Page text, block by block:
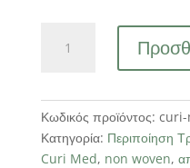
100x100mm
ποσότητα
Κωδικός προϊόντος: curi-
Κατηγορία: Περιποίηση
Curi Med, non woven,